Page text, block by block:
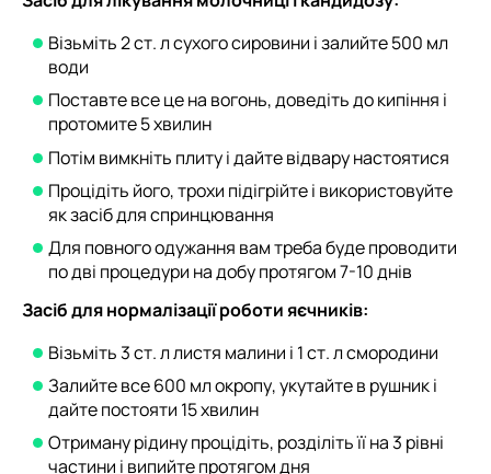
Візьміть 2 ст. л сухого сировини і залийте 500 мл
води
Поставте все це на вогонь, доведіть до кипіння і
протомите 5 хвилин
Потім вимкніть плиту і дайте відвару настоятися
Процідіть його, трохи підігрійте і використовуйте
як засіб для спринцювання
Для повного одужання вам треба буде проводити
по дві процедури на добу протягом 7-10 днів
Засіб для нормалізації роботи яєчників:
Візьміть 3 ст. л листя малини і 1 ст. л смородини
Залийте все 600 мл окропу, укутайте в рушник і
дайте постояти 15 хвилин
Отриману рідину процідіть, розділіть її на 3 рівні
частини і випийте протягом дня